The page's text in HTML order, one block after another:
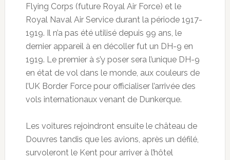
Flying Corps (future Royal Air Force) et le
Royal Naval Air Service durant la période 1917-
1919. Il n’a pas été utilisé depuis 99 ans, le
dernier appareil à en décoller fut un DH-9 en
1919. Le premier à s’y poser sera l’unique DH-9
en état de vol dans le monde, aux couleurs de
l’UK Border Force pour officialiser l’arrivée des
vols internationaux venant de Dunkerque.
Les voitures rejoindront ensuite le château de
Douvres tandis que les avions, après un défilé,
survoleront le Kent pour arriver à l’hôtel